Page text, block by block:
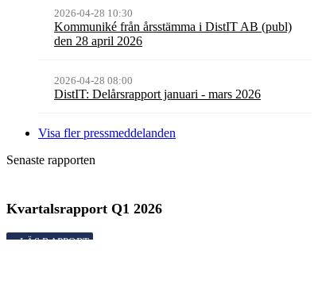
2026-04-28 10:30
Kommuniké från årsstämma i DistIT AB (publ)
den 28 april 2026
2026-04-28 08:00
DistIT: Delårsrapport januari - mars 2026
Visa fler pressmeddelanden
Senaste rapporten
Kvartalsrapport Q1 2026